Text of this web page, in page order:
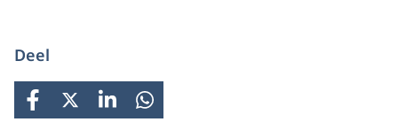
Deel
FACEBOOK
X LINKEDINWHATSAPP